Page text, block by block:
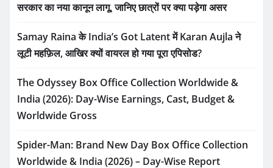
सरकार का नया कानून लागू, जानिए छात्रों पर क्या पड़ेगा असर
Samay Raina के India’s Got Latent में Karan Aujla ने
लूटी महफ़िल, आखिर क्यों वायरल हो गया पूरा एपिसोड?
The Odyssey Box Office Collection Worldwide &
India (2026): Day-Wise Earnings, Cast, Budget &
Worldwide Gross
Spider-Man: Brand New Day Box Office Collection
Worldwide & India (2026) – Day-Wise Report